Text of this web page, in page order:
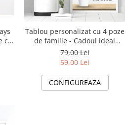
cu
Tablou personalizat cu 4 poze
de familie - Cadoul ideal
pentru familie TA4_P1 Family
Moments
79,00 Lei
59,00 Lei
CONFIGUREAZA